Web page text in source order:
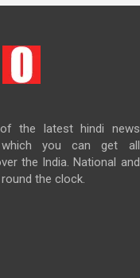
the latest hindi news
you can get all
the India. National and
the clock.